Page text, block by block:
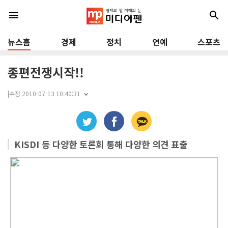
menu search
뉴스홈 경제 정치 연예 스포츠
종편전쟁시작!!
|수정 2010-07-13 10:40:31
KISDI 등 다양한 토론회 통해 다양한 의견 표출